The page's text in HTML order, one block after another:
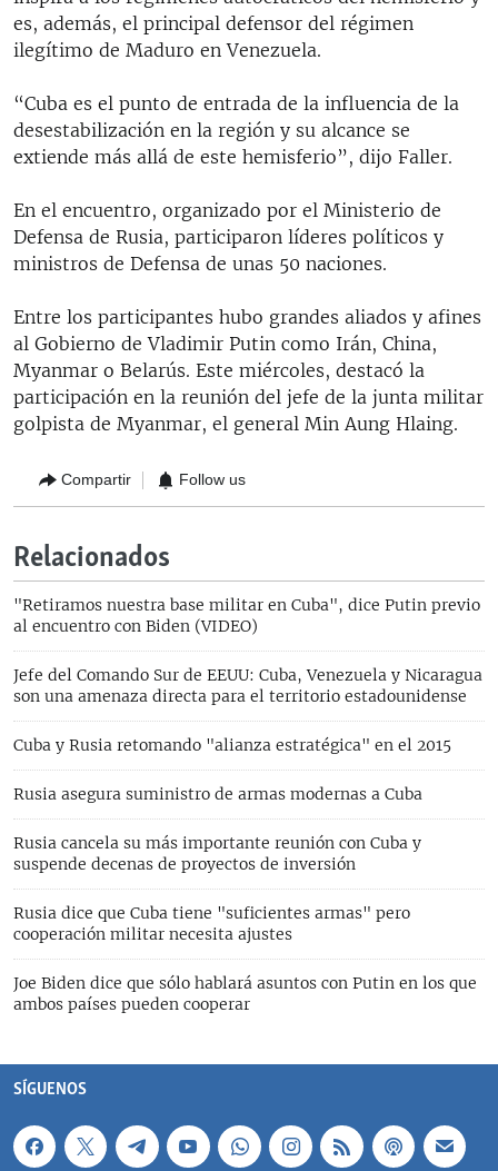
es, además, el principal defensor del régimen
ilegítimo de Maduro en Venezuela.
“Cuba es el punto de entrada de la influencia de la
desestabilización en la región y su alcance se
extiende más allá de este hemisferio”, dijo Faller.
En el encuentro, organizado por el Ministerio de
Defensa de Rusia, participaron líderes políticos y
ministros de Defensa de unas 50 naciones.
Entre los participantes hubo grandes aliados y afines
al Gobierno de Vladimir Putin como Irán, China,
Myanmar o Belarús. Este miércoles, destacó la
participación en la reunión del jefe de la junta militar
golpista de Myanmar, el general Min Aung Hlaing.
Compartir Follow us
Relacionados
"Retiramos nuestra base militar en Cuba", dice Putin previo
al encuentro con Biden (VIDEO)
Jefe del Comando Sur de EEUU: Cuba, Venezuela y Nicaragua
son una amenaza directa para el territorio estadounidense
Cuba y Rusia retomando "alianza estratégica" en el 2015
Rusia asegura suministro de armas modernas a Cuba
Rusia cancela su más importante reunión con Cuba y
suspende decenas de proyectos de inversión
Rusia dice que Cuba tiene "suficientes armas" pero
cooperación militar necesita ajustes
Joe Biden dice que sólo hablará asuntos con Putin en los que
ambos países pueden cooperar
SÍGUENOS